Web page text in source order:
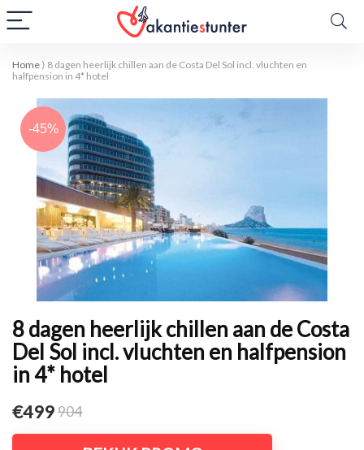
Home ⟩ 8 dagen heerlijk chillen aan de Costa Del Sol incl. vluchten en
halfpension in 4* hotel
-45%
8 dagen heerlijk chillen aan de Costa
Del Sol incl. vluchten en halfpension
in 4* hotel
€499904